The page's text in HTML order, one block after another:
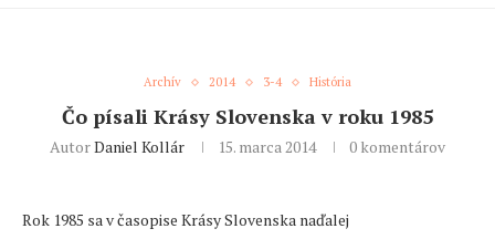
Archív 2014 3-4 História
Čo písali Krásy Slovenska v roku 1985
AutorDaniel Kollár 15. marca 2014 0 komentárov
Rok 1985 sa v časopise Krásy Slovenska naďalej